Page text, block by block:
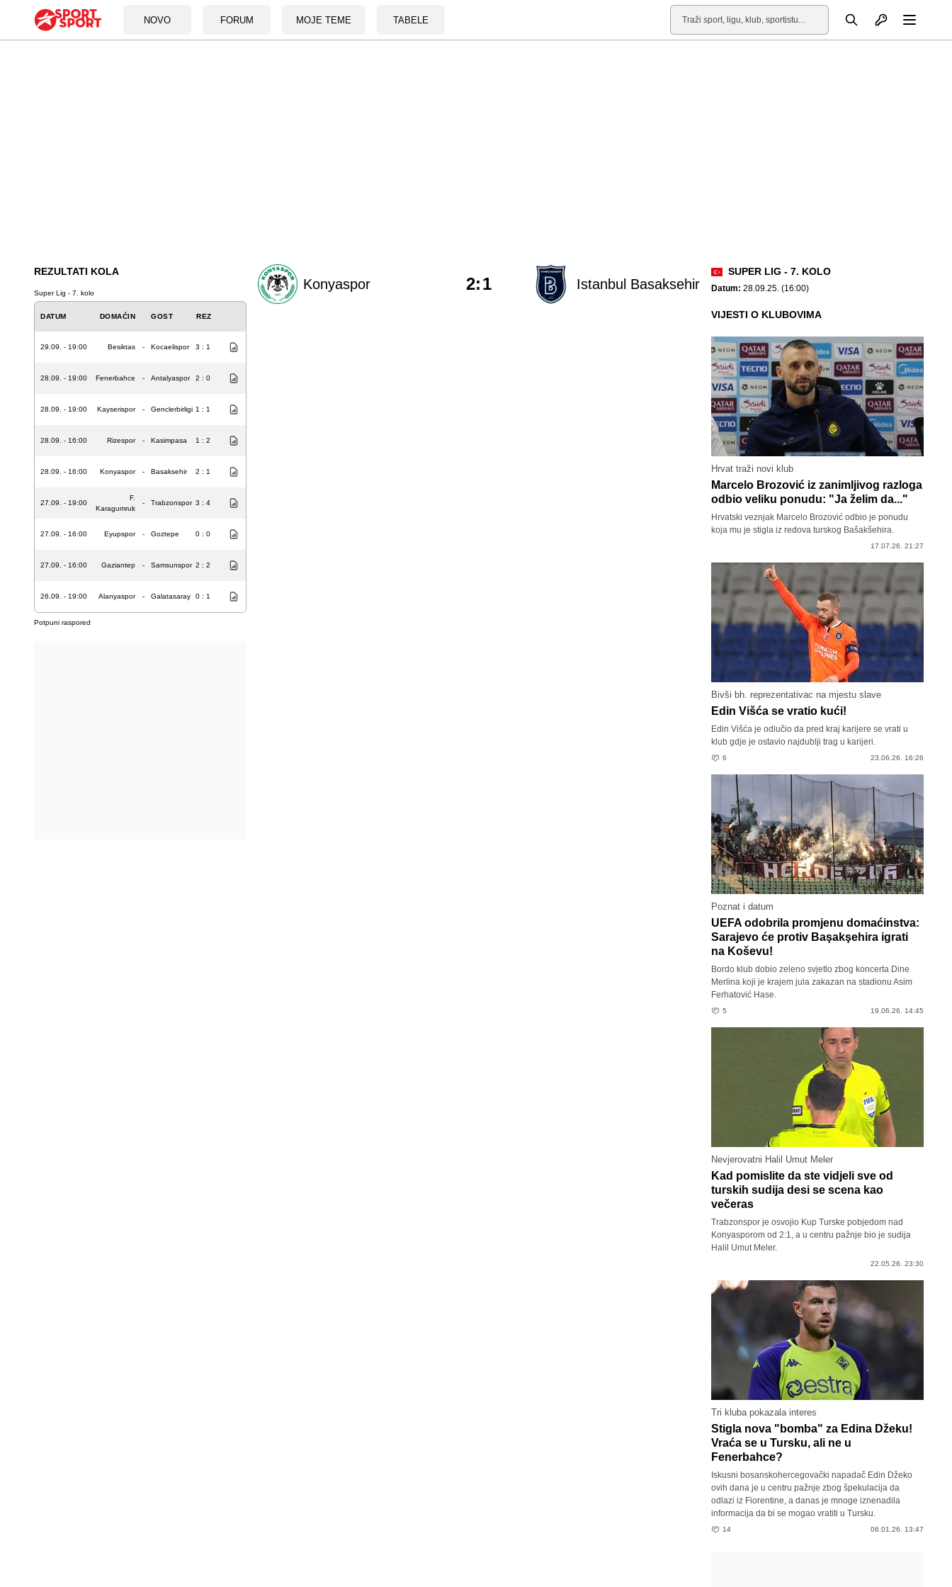
NOVO FORUM MOJE TEME TABELE
Pretraga Otvori profil
REZULTATI KOLA
Super Lig - 7. kolo
DATUM DOMAĆIN GOST REZ
29.09. - 19:00 Besiktas - Kocaelispor 3 : 1
28.09. - 19:00 Fenerbahce - Antalyaspor 2 : 0
28.09. - 19:00 Kayserispor - Genclerbirligi 1 : 1
28.09. - 16:00 Rizespor - Kasimpasa 1 : 2
28.09. - 16:00 Konyaspor - Basaksehir 2 : 1
27.09. - 19:00
F.
Karagumruk
- Trabzonspor 3 : 4
27.09. - 16:00 Eyupspor - Goztepe 0 : 0
27.09. - 16:00 Gaziantep - Samsunspor 2 : 2
26.09. - 19:00 Alanyaspor - Galatasaray 0 : 1
Potpuni raspored
Konyaspor Istanbul Basaksehir
2:1
SUPER LIG - 7. KOLO
Datum: 28.09.25. (16:00)
VIJESTI O KLUBOVIMA
Hrvat traži novi klub
Marcelo Brozović iz zanimljivog razloga
odbio veliku ponudu: "Ja želim da..."
Hrvatski veznjak Marcelo Brozović odbio je ponudu
koja mu je stigla iz redova turskog Bašakšehira.
17.07.26. 21:27
Bivši bh. reprezentativac na mjestu slave
Edin Višća se vratio kući!
Edin Višća je odlučio da pred kraj karijere se vrati u
klub gdje je ostavio najdublji trag u karijeri.
6 23.06.26. 16:26
Poznat i datum
UEFA odobrila promjenu domaćinstva:
Sarajevo će protiv Başakşehira igrati
na Koševu!
Bordo klub dobio zeleno svjetlo zbog koncerta Dine
Merlina koji je krajem jula zakazan na stadionu Asim
Ferhatović Hase.
5 19.06.26. 14:45
Nevjerovatni Halil Umut Meler
Kad pomislite da ste vidjeli sve od
turskih sudija desi se scena kao
večeras
Trabzonspor je osvojio Kup Turske pobjedom nad
Konyasporom od 2:1, a u centru pažnje bio je sudija
Halil Umut Meler.
22.05.26. 23:30
Tri kluba pokazala interes
Stigla nova "bomba" za Edina Džeku!
Vraća se u Tursku, ali ne u
Fenerbahce?
Iskusni bosanskohercegovački napadač Edin Džeko
ovih dana je u centru pažnje zbog špekulacija da
odlazi iz Fiorentine, a danas je mnoge iznenadila
informacija da bi se mogao vratiti u Tursku.
14 06.01.26. 13:47